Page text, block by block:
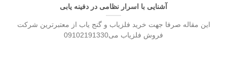
آشنایی با اسرار نظامی در دفینه یابی
این مقاله صرفا جهت خرید فلزیاب و گنج یاب از معتبرترین شرکت
فروش فلزیاب می09102191330